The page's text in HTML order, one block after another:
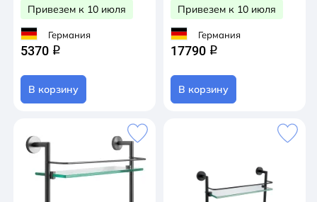
Привезем к 10 июля
Германия
5370 q
В корзину
Привезем к 10 июля
Германия
17790 q
В корзину